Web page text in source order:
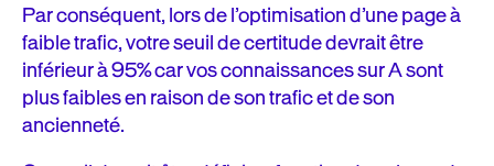
Par conséquent, lors de l’optimisation d’une page à
faible trafic, votre seuil de certitude devrait être
inférieur à 95% car vos connaissances sur A sont
plus faibles en raison de son trafic et de son
ancienneté.